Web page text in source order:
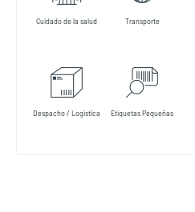
Cuidado de la salud Transporte
Despacho / Logistica Etiquetas Pequeñas